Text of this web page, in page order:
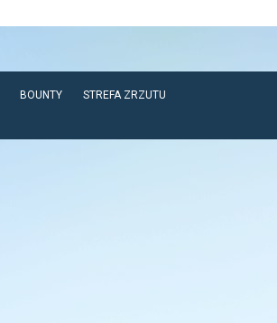
BOUNTY
STREFA ZRZUTU